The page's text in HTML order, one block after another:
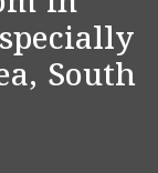
South